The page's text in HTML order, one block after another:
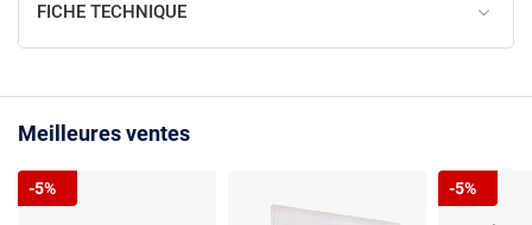
FICHE TECHNIQUE
Meilleures ventes
-5% -5%